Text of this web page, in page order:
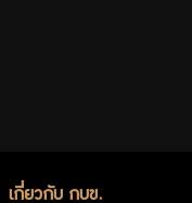
เกี่ยวกับ กบข.